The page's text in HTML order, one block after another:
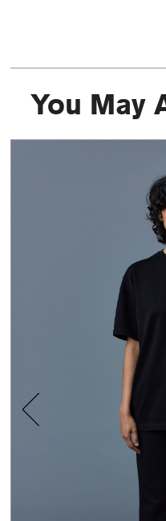
You May